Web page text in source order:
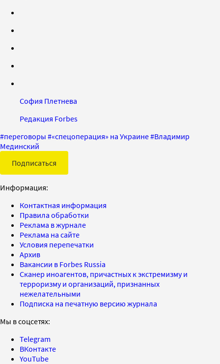
София Плетнева
Редакция Forbes
#переговоры #«спецоперация» на Украине#Владимир
Мединский
Подписаться
Информация:
Контактная информация
Правила обработки
Реклама в журнале
Реклама на сайте
Условия перепечатки
Архив
Вакансии в Forbes Russia
Сканер иноагентов, причастных к экстремизму и
терроризму и организаций, признанных
нежелательными
Подписка на печатную версию журнала
Мы в соцсетях:
Telegram
ВКонтакте
YouTube